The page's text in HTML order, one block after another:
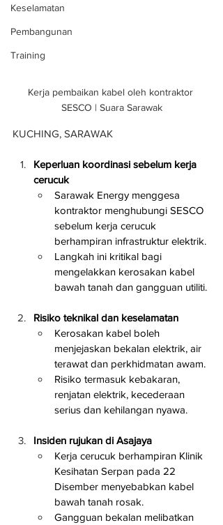
Keselamatan
Pembangunan
Training
Kerja pembaikan kabel oleh kontraktor
SESCO | Suara Sarawak
KUCHING, SARAWAK
Keperluan koordinasi sebelum kerja
cerucuk
Sarawak Energy menggesa
kontraktor menghubungi SESCO
sebelum kerja cerucuk
berhampiran infrastruktur elektrik.
Langkah ini kritikal bagi
mengelakkan kerosakan kabel
bawah tanah dan gangguan utiliti.
Risiko teknikal dan keselamatan
Kerosakan kabel boleh
menjejaskan bekalan elektrik, air
terawat dan perkhidmatan awam.
Risiko termasuk kebakaran,
renjatan elektrik, kecederaan
serius dan kehilangan nyawa.
Insiden rujukan di Asajaya
Kerja cerucuk berhampiran Klinik
Kesihatan Serpan pada 22
Disember menyebabkan kabel
bawah tanah rosak.
Gangguan bekalan melibatkan